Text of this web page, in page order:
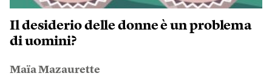
Il desiderio delle donne è un problema
di uomini?
Maïa Mazaurette